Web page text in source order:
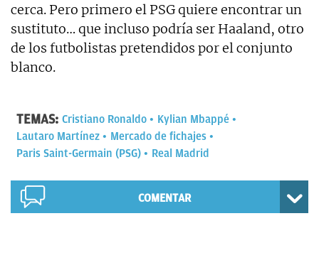
cerca. Pero primero el PSG quiere encontrar un
sustituto… que incluso podría ser Haaland, otro
de los futbolistas pretendidos por el conjunto
blanco.
TEMAS: Cristiano Ronaldo
Kylian Mbappé
Lautaro Martínez
Mercado de fichajes
Paris Saint-Germain (PSG)
Real Madrid
COMENTAR